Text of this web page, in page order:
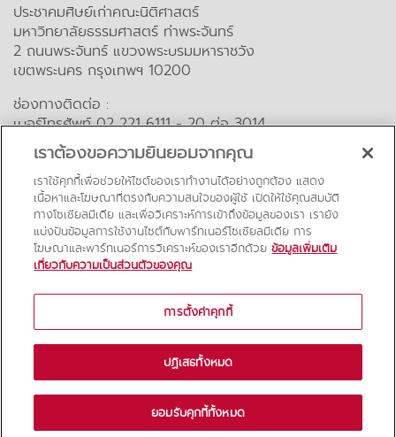
ประชาคมศิษย์เก่าคณะนิติศาสตร์
มหาวิทยาลัยธรรมศาสตร์ ท่าพระจันทร์
2 ถนนพระจันทร์ แขวงพระบรมมหาราชวัง
เขตพระนคร กรุงเทพฯ 10200
ช่องทางติดต่อ :
เบอร์โทรศัพท์ 02 221 6111 - 20 ต่อ 3014
อีเมล : lawalumni@tu.ac.th
คำถามที่พบบ่อย
สื่อออนไลน์
© 2019 Law TU Alumni. All rights reserved
เราต้องขอความยินยอมจากคุณ
เราใช้คุกกี้เพื่อช่วยให้ไซต์ของเราทำงานได้อย่างถูกต้อง แสดง
เนื้อหาและโฆษณาที่ตรงกับความสนใจของผู้ใช้ เปิดให้ใช้คุณสมบัติ
ทางโซเชียลมีเดีย และเพื่อวิเคราะห์การเข้าถึงข้อมูลของเรา เรายัง
แบ่งปันข้อมูลการใช้งานไซต์กับพาร์ทเนอร์โซเชียลมีเดีย การ
โฆษณาและพาร์ทเนอร์การวิเคราะห์ของเราอีกด้วย ข้อมูลเพิ่มเติม
เกี่ยวกับความเป็นส่วนตัวของคุณ
การตั้งค่าคุกกี้
ปฏิเสธทั้งหมด
ยอมรับคุกกี้ทั้งหมด